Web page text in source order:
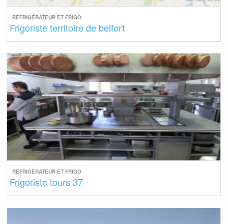
REFRIGÉRATEUR ET FRIGO
Frigoriste territoire de belfort
REFRIGÉRATEUR ET FRIGO
Frigoriste tours 37